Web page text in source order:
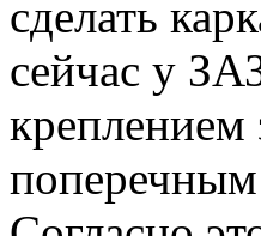
сделать
сейчас у
креплением